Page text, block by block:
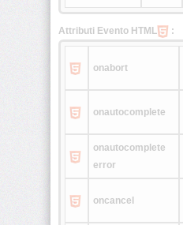
<rt>
<rtc>
<ruby>
<section>
Attributi Evento HTML :
onabort
onautocomplete
onautocomplete
error
oncancel